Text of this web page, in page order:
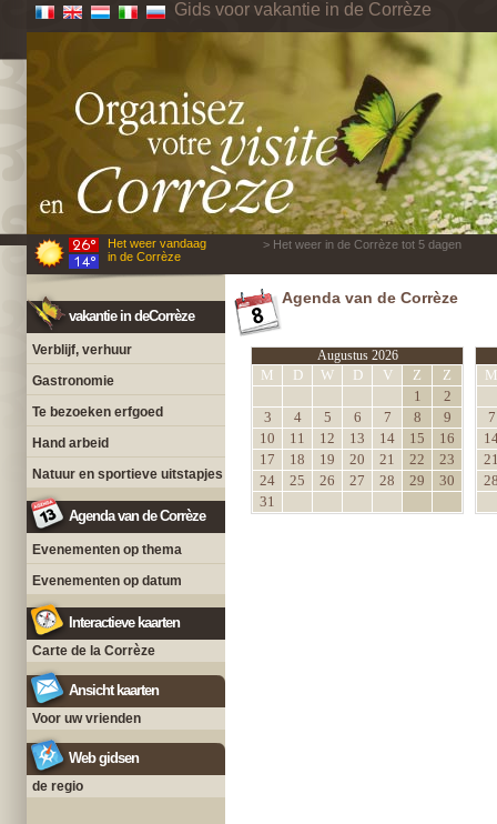
Gids voor vakantie in de Corrèze
Het weer vandaag
in de Corrèze
> Het weer in de Corrèze tot 5 dagen
vakantie in deCorrèze
Verblijf, verhuur
Gastronomie
Te bezoeken erfgoed
Hand arbeid
Natuur en sportieve uitstapjes
Agenda van de Corrèze
Evenementen op thema
Evenementen op datum
Interactieve kaarten
Carte de la Corrèze
Ansicht kaarten
Voor uw vrienden
Web gidsen
de regio
Agenda van de Corrèze
Augustus 2026
M D W D V Z
Z
1
2
3
4 5 6 7 8
9
10
11 12 13 14 15
16
17
18 19 20 21 22
23
24
25 26 27 28 29
30
31
M
7